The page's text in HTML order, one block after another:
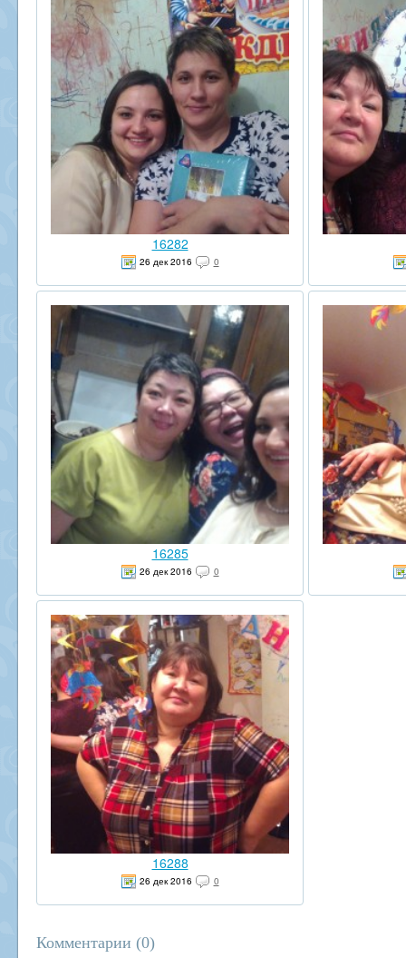
16282
26 дек 2016 0
16285
26 дек 2016 0
16288
26 дек 2016 0
Комментарии (0)